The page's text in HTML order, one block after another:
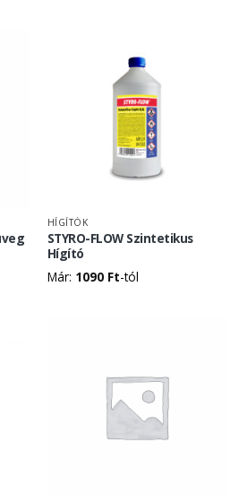
HÍGÍTÓK
STYRO-FLOW Szintetikus
Hígító
Már: 1090 Ft-tól